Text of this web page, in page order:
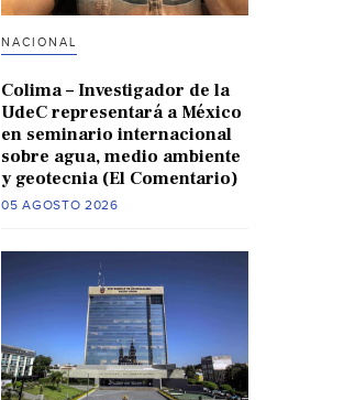
NACIONAL
Colima – Investigador de la
UdeC representará a México
en seminario internacional
sobre agua, medio ambiente
y geotecnia (El Comentario)
05 AGOSTO 2026